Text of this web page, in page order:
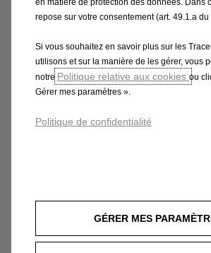
saison sur une note
En savoir plus
en matière de protection des données. Dans
repose sur votre consentement (art. 49.1.a du
Si vous souhaitez en savoir plus sur les
utilisons et sur la manière de les gérer, vous
notre Politique relative aux cookies ou
Gérer mes paramètres ».
Politique de confidentialité
GÉRER MES